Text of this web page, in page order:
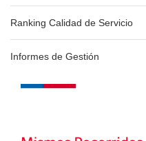
Ranking Calidad de Servicio
Informes de Gestión